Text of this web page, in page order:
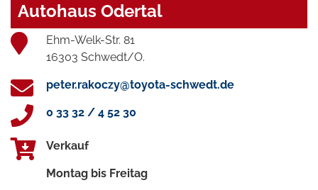
Autohaus Odertal
Ehm-Welk-Str. 81
16303 Schwedt/O.
peter.rakoczy@toyota-schwedt.de
0 33 32 / 4 52 30
Verkauf
Montag bis Freitag